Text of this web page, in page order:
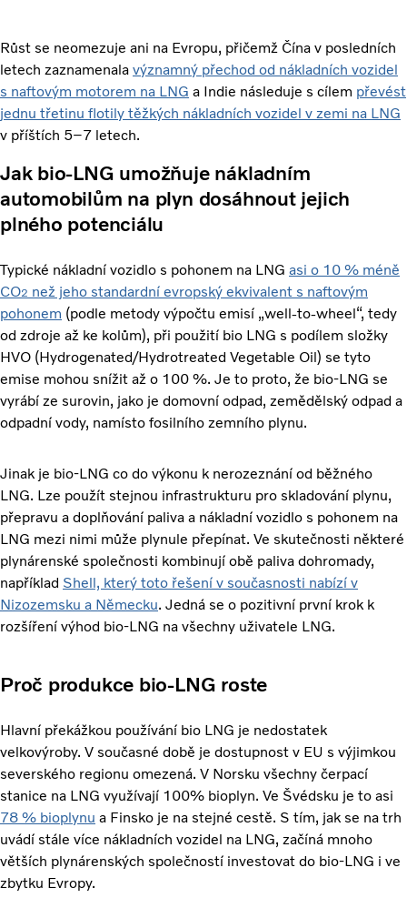
Růst se neomezuje ani na Evropu, přičemž Čína v posledních
letech zaznamenala významný přechod od nákladních vozidel
s naftovým motorem na LNG a Indie následuje s cílem převést
jednu třetinu flotily těžkých nákladních vozidel v zemi na LNG
v příštích 5–7 letech.
Jak bio-LNG umožňuje nákladním
automobilům na plyn dosáhnout jejich
plného potenciálu
Typické nákladní vozidlo s pohonem na LNG asi o 10 % méně
CO2 než jeho standardní evropský ekvivalent s naftovým
pohonem (podle metody výpočtu emisí „well-to-wheel“, tedy
od zdroje až ke kolům), při použití bio LNG s podílem složky
HVO (Hydrogenated/Hydrotreated Vegetable Oil) se tyto
emise mohou snížit až o 100 %. Je to proto, že bio-LNG se
vyrábí ze surovin, jako je domovní odpad, zemědělský odpad a
odpadní vody, namísto fosilního zemního plynu.
Jinak je bio-LNG co do výkonu k nerozeznání od běžného
LNG. Lze použít stejnou infrastrukturu pro skladování plynu,
přepravu a doplňování paliva a nákladní vozidlo s pohonem na
LNG mezi nimi může plynule přepínat. Ve skutečnosti některé
plynárenské společnosti kombinují obě paliva dohromady,
například Shell, který toto řešení v současnosti nabízí v
Nizozemsku a Německu. Jedná se o pozitivní první krok k
rozšíření výhod bio-LNG na všechny uživatele LNG.
Proč produkce bio-LNG roste
Hlavní překážkou používání bio LNG je nedostatek
velkovýroby. V současné době je dostupnost v EU s výjimkou
severského regionu omezená. V Norsku všechny čerpací
stanice na LNG využívají 100% bioplyn. Ve Švédsku je to asi
78 % bioplynu a Finsko je na stejné cestě. S tím, jak se na trh
uvádí stále více nákladních vozidel na LNG, začíná mnoho
větších plynárenských společností investovat do bio-LNG i ve
zbytku Evropy.